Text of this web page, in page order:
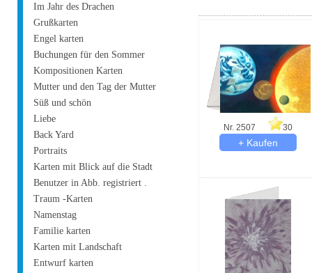
Im Jahr des Drachen
Grußkarten
Engel karten
Buchungen für den Sommer
Kompositionen Karten
Mutter und den Tag der Mutter
Süß und schön
Liebe
Back Yard
Portraits
Karten mit Blick auf die Stadt
Benutzer in Abb. registriert .
Traum -Karten
Namenstag
Familie karten
Karten mit Landschaft
Entwurf karten
Nr. 2507 30